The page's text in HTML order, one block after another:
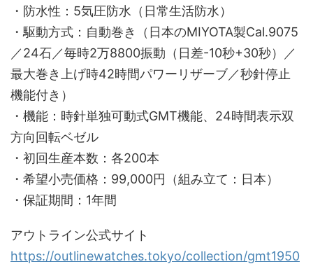
・防水性：5気圧防水（日常生活防水）
・駆動方式：自動巻き（日本のMIYOTA製Cal.9075
／24石／毎時2万8800振動（日差-10秒+30秒）／
最大巻き上げ時42時間パワーリザーブ／秒針停止
機能付き）
・機能：時針単独可動式GMT機能、24時間表示双
方向回転ベゼル
・初回生産本数：各200本
・希望小売価格：99,000円（組み立て：日本）
・保証期間：1年間
アウトライン公式サイト
https://outlinewatches.tokyo/collection/gmt1950